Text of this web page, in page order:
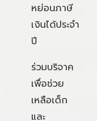
หย่อนภาษี
เงินได้ประจำ
ปี
ร่วมบริจาค
เพื่อช่วย
เหลือเด็ก
และ